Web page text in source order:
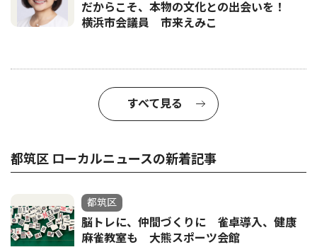
だからこそ、本物の文化との出会いを！
横浜市会議員 市来えみこ
すべて見る
都筑区 ローカルニュースの新着記事
都筑区
脳トレに、仲間づくりに 雀卓導入、健康
麻雀教室も 大熊スポーツ会館